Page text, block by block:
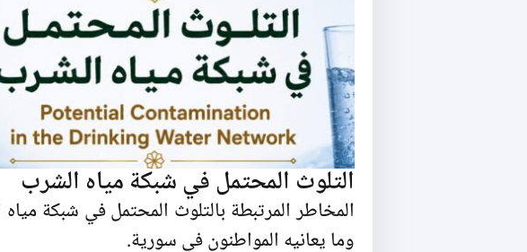
التلوث المحتمل في شبكة مياه الشرب
المخاطر المرتبطة بالتلوث المحتمل في شبكة
وما يعانيه المواطنون في سورية.